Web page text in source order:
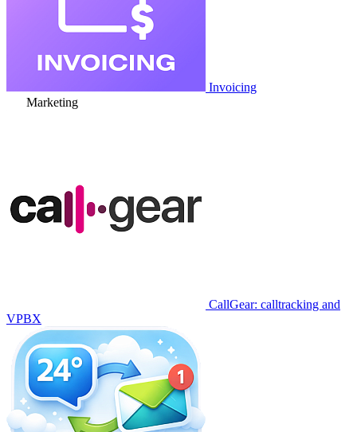
Invoicing
Marketing
CallGear: calltracking and
VPBX